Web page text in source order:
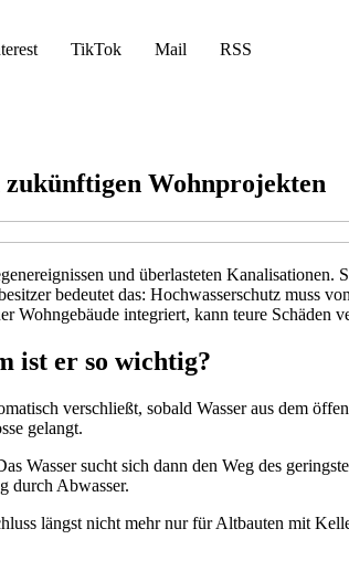
TikTok Mail RSS
zukünftigen Wohnprojekten
und überlasteten Kanalisationen.
bedeutet das: Hochwasserschutz muss
Wohngebäude integriert, kann teure Schäden
ist er so wichtig?
verschließt, sobald Wasser aus dem
gelangt.
Wasser sucht sich dann den Weg des
durch Abwasser.
längst nicht mehr nur für Altbauten mit